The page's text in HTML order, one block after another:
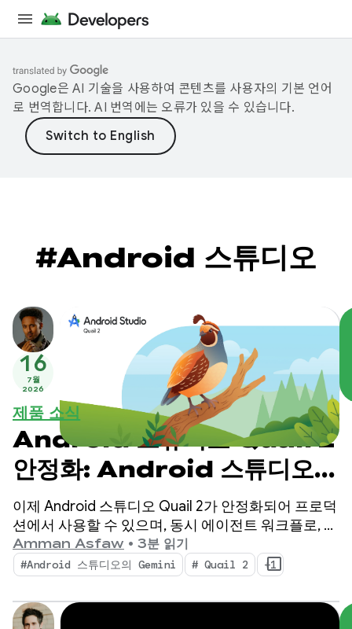
Google은 AI 기술을 사용하여 콘텐츠를 사용자의 기본 언어
로 번역합니다. AI 번역에는 오류가 있을 수 있습니다.
#Android 스튜디오
16
7월
2026
제품 소식
Android 스튜디오 Quail 2
안정화: Android 스튜디오
AI 에이전트로 멀티태스킹
이제 Android 스튜디오 Quail 2가 안정화되어 프로덕
션에서 사용할 수 있으며, 동시 에이전트 워크플로, 기
본적으로 통합된 메모리 누수 프로파일링, 컨텍스트
인식 비정상 종료 수정으로 IDE에 변화를 가져옵니다.
Amman Asfaw • 3분 읽기
#Android 스튜디오의 Gemini # Quail 2 +1